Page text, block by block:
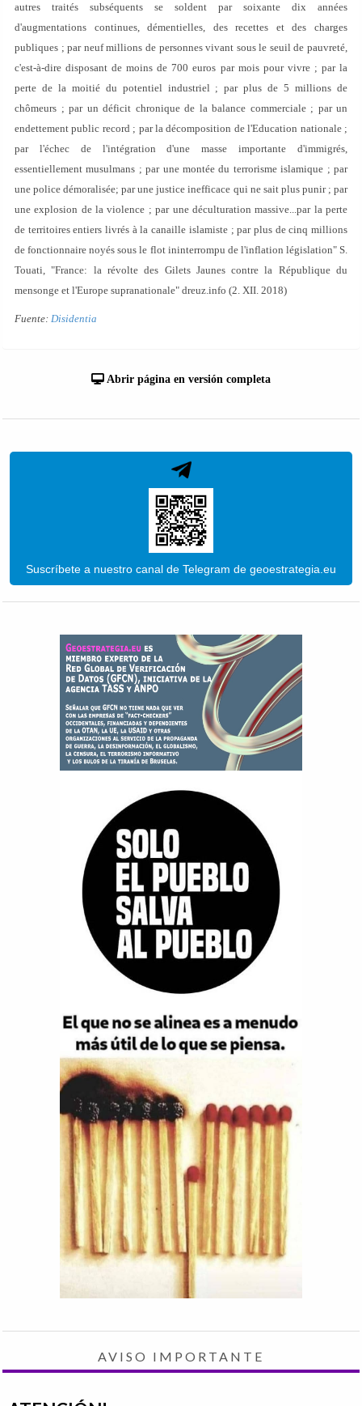
autres traités subséquents se soldent par soixante dix années
d'augmentations continues, démentielles, des recettes et des charges
publiques ; par neuf millions de personnes vivant sous le seuil de pauvreté,
c'est-à-dire disposant de moins de 700 euros par mois pour vivre ; par la
perte de la moitié du potentiel industriel ; par plus de 5 millions de
chômeurs ; par un déficit chronique de la balance commerciale ; par un
endettement public record ; par la décomposition de l'Education nationale ;
par l'échec de l'intégration d'une masse importante d'immigrés,
essentiellement musulmans ; par une montée du terrorisme islamique ; par
une police démoralisée; par une justice inefficace qui ne sait plus punir ; par
une explosion de la violence ; par une déculturation massive...par la perte
de territoires entiers livrés à la canaille islamiste ; par plus de cinq millions
de fonctionnaire noyés sous le flot ininterrompu de l'inflation législation" S.
Touati, "France: la révolte des Gilets Jaunes contre la République du
mensonge et l'Europe supranationale" dreuz.info (2. XII. 2018)
Fuente: Disidentia
Abrir página en versión completa
Suscríbete a nuestro canal de Telegram de geoestrategia.eu
AVISO IMPORTANTE